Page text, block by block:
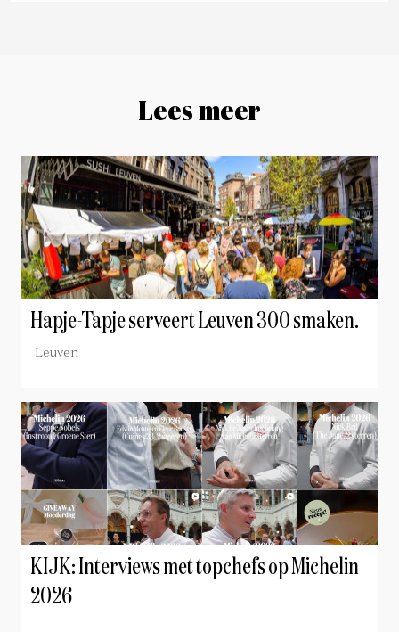
Lees meer
Hapje-Tapje serveert Leuven 300 smaken.
Leuven
KIJK: Interviews met topchefs op Michelin
2026